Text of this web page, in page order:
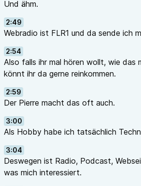
Und ähm.
2:49
Webradio ist FLR1 und da sende ich
2:54
Also falls ihr mal hören wollt, wie das
könnt ihr da gerne reinkommen.
2:59
Der Pierre macht das oft auch.
3:00
Als Hobby habe ich tatsächlich
3:04
Deswegen ist Radio, Podcast,
was mich interessiert.